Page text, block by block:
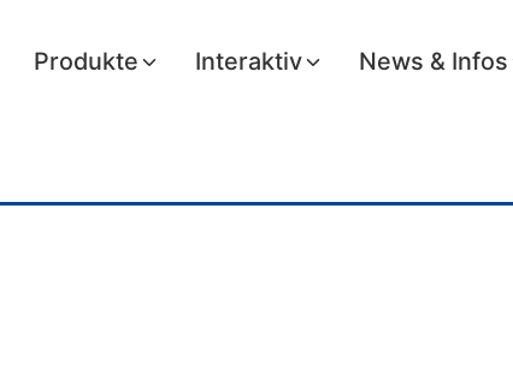
Produkte Interaktiv News & Infos